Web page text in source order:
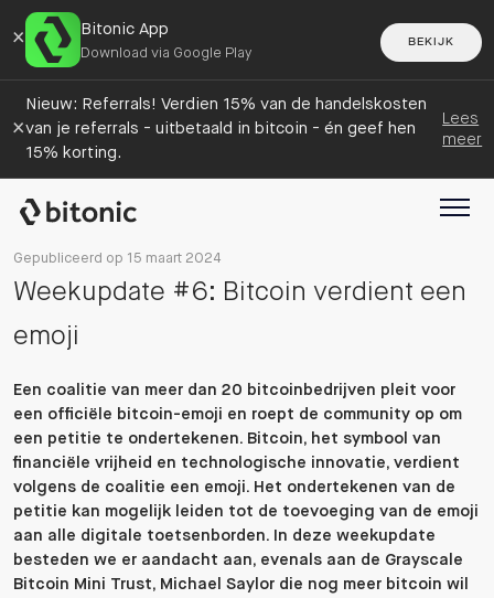
× Bitonic App
Download via Google Play
BEKIJK
×
Nieuw: Referrals! Verdien 15% van de handelskosten
van je referrals - uitbetaald in bitcoin - én geef hen
15% korting.
Lees
meer
Gepubliceerd op 15 maart 2024
Weekupdate #6: Bitcoin verdient een
emoji
Een coalitie van meer dan 20 bitcoinbedrijven pleit voor
een officiële bitcoin-emoji en roept de community op om
een petitie te ondertekenen. Bitcoin, het symbool van
financiële vrijheid en technologische innovatie, verdient
volgens de coalitie een emoji. Het ondertekenen van de
petitie kan mogelijk leiden tot de toevoeging van de emoji
aan alle digitale toetsenborden. In deze weekupdate
besteden we er aandacht aan, evenals aan de Grayscale
Bitcoin Mini Trust, Michael Saylor die nog meer bitcoin wil